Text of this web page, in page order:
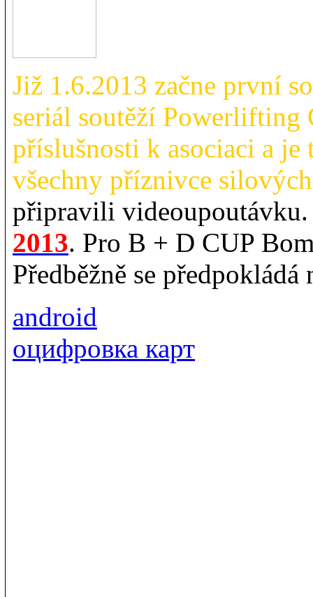
Již 1.6.2013 začne první
seriál soutěží Powerlifting
příslušnosti k asociaci a je
všechny příznivce
připravili
2013. Pro B + D CUP
Předběžně se
android
оцифровка карт